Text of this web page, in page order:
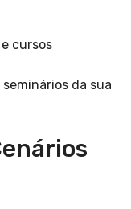
e cursos
seminários da sua